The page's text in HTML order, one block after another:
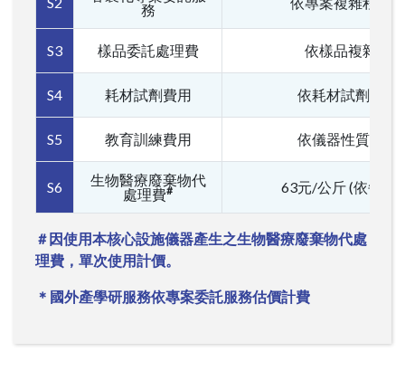
務
S3 樣品委託處理費 依樣品複雜程
S4 耗材試劑費用 依耗材試劑使用
S5 教育訓練費用 依儀器性質難易
S6
生物醫療廢棄物代
處理費# 63元/公斤 (依每次
# 因使用本核心設施儀器產生之生物醫療廢棄物代處
理費，單次使用計價。
＊國外產學研服務依專案委託服務估價計費